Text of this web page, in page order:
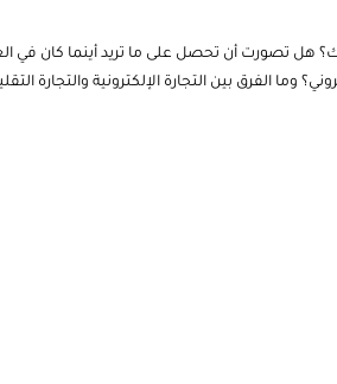
هل تصورت أن تحصل على ما تريد أينما كان في
؟ وما الفرق بين التجارة الإلكترونية والتجارة